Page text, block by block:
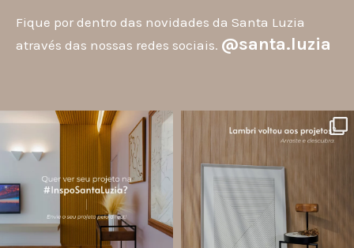
Fique por dentro das novidades da Santa Luzia
através das nossas redes sociais. @santa.luzia
santa.luzia
A #InspoSantaLuzia é um espaço
criado para divulgar projetos que
utilizam produtos Santa Luzia e
valorizar o trabalho de arquitetos,
designers de...
Jul 28
12 0
O lambri é um revestimento versátil
painéis decorativos e diversas
composições para valorizar o
ambiente!
Jul 27
82 8